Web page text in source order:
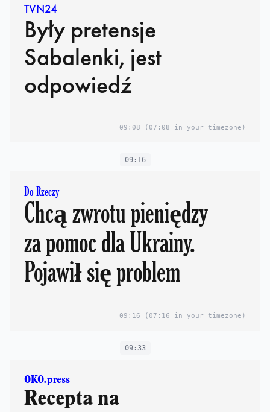
TVN24
Były pretensje
Sabalenki, jest
odpowiedź
09:08 (07:08 in your timezone)
09:16
Do Rzeczy
Chcą zwrotu pieniędzy
za pomoc dla Ukrainy.
Pojawił się problem
09:16 (07:16 in your timezone)
09:33
OKO.press
Recepta na